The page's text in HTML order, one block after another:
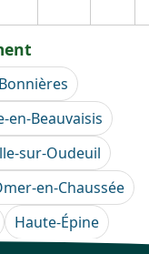
en-Beauvaisis
sur-Oudeuil
en-Chaussée
Haute-Épine